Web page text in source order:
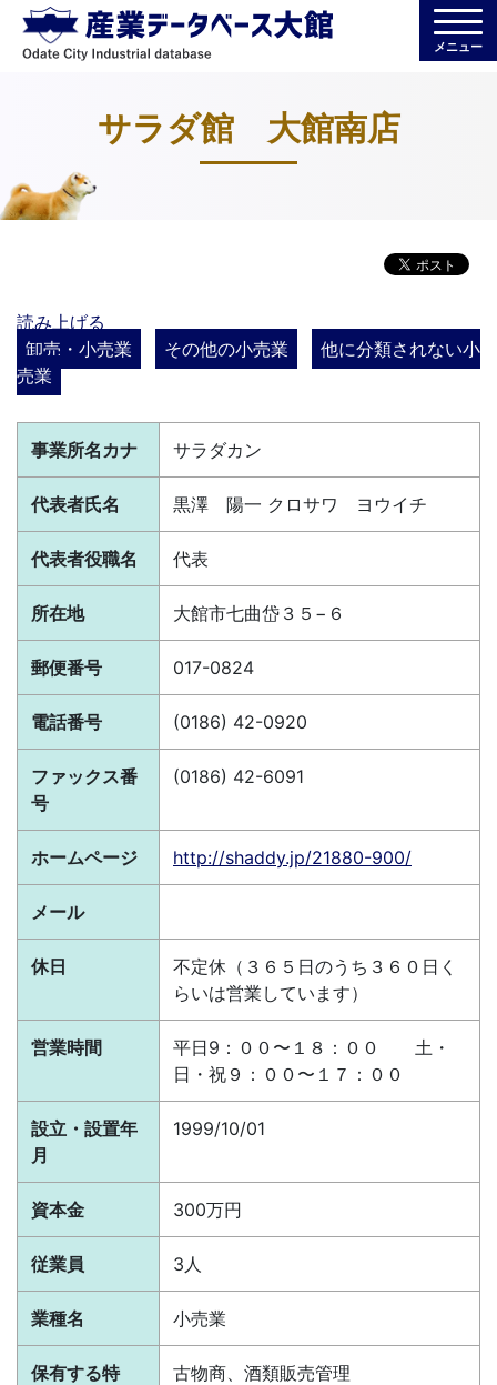
メニュー
サラダ館 大館南店
読み上げる
卸売・小売業
その他の小売業
他に分類されない小
売業
事業所名カナ サラダカン
代表者氏名 黒澤 陽一 クロサワ ヨウイチ
代表者役職名 代表
所在地 大館市七曲岱３５−６
郵便番号 017-0824
電話番号 (0186) 42-0920
ファックス番
号
(0186) 42-6091
ホームページ http://shaddy.jp/21880-900/
メール
休日
不定休（３６５日のうち３６０日く
らいは営業しています）
営業時間
平日9：００〜１８：００ 土・
日・祝９：００〜１７：００
設立・設置年
月
1999/10/01
資本金 300万円
従業員 3人
業種名 小売業
保有する特
古物商、酒類販売管理